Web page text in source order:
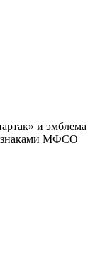
и эмблема
знаками МФСО